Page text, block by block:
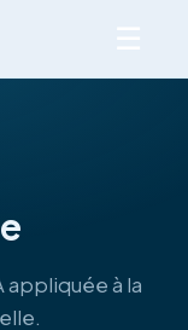
appliquée à la